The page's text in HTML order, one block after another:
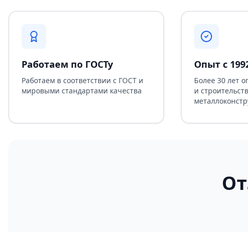
Работаем по ГОСТу
Работаем в соответствии с ГОСТ и
мировыми стандартами качества
Опыт с
Более 30 лет
и